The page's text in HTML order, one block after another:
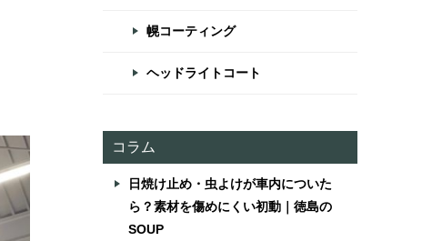
幌コーティング
ヘッドライトコート
コラム
日焼け止め・虫よけが車内についた
ら？素材を傷めにくい初動｜徳島の
SOUP